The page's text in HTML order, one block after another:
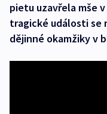
pietu uzavřela mše
tragické události se
dějinné okamžiky v